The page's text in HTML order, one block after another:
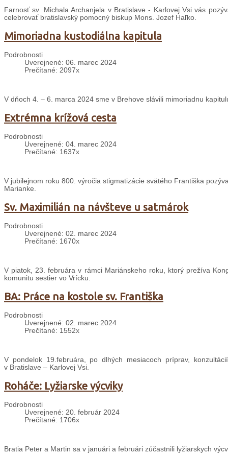
Farnosť sv. Michala Archanjela v Bratislave - Karlovej Vsi vás
celebrovať bratislavský pomocný biskup Mons. Jozef Haľko.
Mimoriadna kustodiálna kapitula
Podrobnosti
Uverejnené: 06. marec 2024
Prečítané: 2097x
V dňoch 4. – 6. marca 2024 sme v Brehove slávili mimoriadnu
Extrémna krížová cesta
Podrobnosti
Uverejnené: 04. marec 2024
Prečítané: 1637x
V jubilejnom roku 800. výročia stigmatizácie svätého Františka
Marianke.
Sv. Maximilián na návšteve u satmárok
Podrobnosti
Uverejnené: 02. marec 2024
Prečítané: 1670x
V piatok, 23. februára v rámci Mariánskeho roku, ktorý prežíva
komunitu sestier vo Vrícku.
BA: Práce na kostole sv. Františka
Podrobnosti
Uverejnené: 02. marec 2024
Prečítané: 1552x
V pondelok 19.februára, po dlhých mesiacoch príprav,
v Bratislave – Karlovej Vsi.
Roháče: Lyžiarske výcviky
Podrobnosti
Uverejnené: 20. február 2024
Prečítané: 1706x
Bratia Peter a Martin sa v januári a februári zúčastnili lyžiarskych